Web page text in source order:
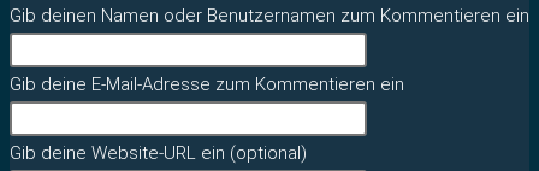
Gib deinen Namen oder Benutzernamen zum Kommentieren ein
Gib deine E-Mail-Adresse zum Kommentieren ein
Gib deine Website-URL ein (optional)